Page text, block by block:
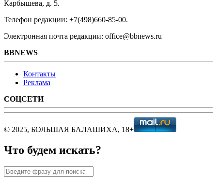
Карбышева, д. 5.
Телефон редакции: +7(498)660-85-00.
Электронная почта редакции: office@bbnews.ru
BBNEWS
Контакты
Реклама
СОЦСЕТИ
© 2025, БОЛЬШАЯ БАЛАШИХА, 18+
Что будем искать?